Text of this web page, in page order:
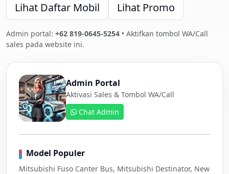
Lihat Daftar Mobil
Lihat Promo
Admin portal: +62 819-0645-5254 • Aktifkan tombol WA/Call
sales pada website ini.
Admin Portal
Aktivasi Sales & Tombol WA/Call
Chat Admin
Model Populer
Mitsubishi Fuso Canter Bus, Mitsubishi Destinator, New